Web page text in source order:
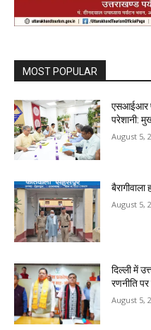
MOST POPULAR
एसआईआर
परेशानी:
August 5,
August 5,
दिल्ली में
रणनीति
August 5,